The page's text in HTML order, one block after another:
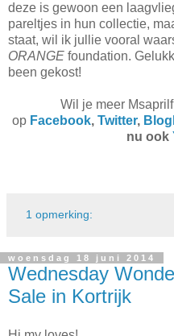
deze is gewoon een
pareltjes in hun collectie,
staat, wil ik jullie vooral
ORANGE foundation.
been gekost!
Wil je meer
op Facebook, Twitter,
nu ook
1 opmerking:
woensdag 18 juni 2014
Wednesday
Sale in Kortrijk